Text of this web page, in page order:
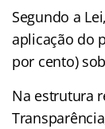
Segundo a
aplicação do
por cento)
Na estrutura